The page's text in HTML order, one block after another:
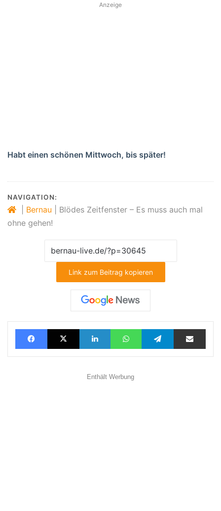
Anzeige
Habt einen schönen Mittwoch, bis später!
NAVIGATION:
Bernau
Blödes Zeitfenster – Es muss auch mal
ohne gehen!
Link zum Beitrag kopieren
FacebookX LinkedInWhatsAppTelegramTeilen via E-Mail
Enthält Werbung